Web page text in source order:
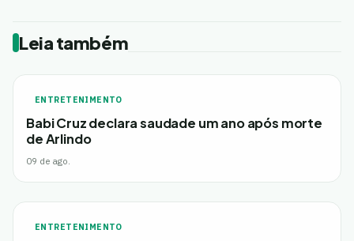
Leia também
ENTRETENIMENTO
Babi Cruz declara saudade um ano após morte
de Arlindo
09 de ago.
ENTRETENIMENTO